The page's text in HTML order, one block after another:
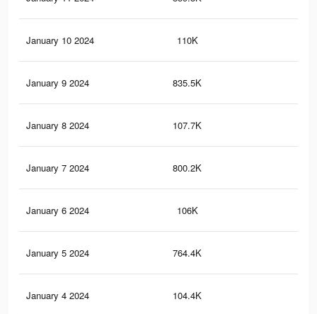
January 10 2024 110K
January 9 2024 835.5K
January 8 2024 107.7K
January 7 2024 800.2K
January 6 2024 106K
January 5 2024 764.4K
January 4 2024 104.4K